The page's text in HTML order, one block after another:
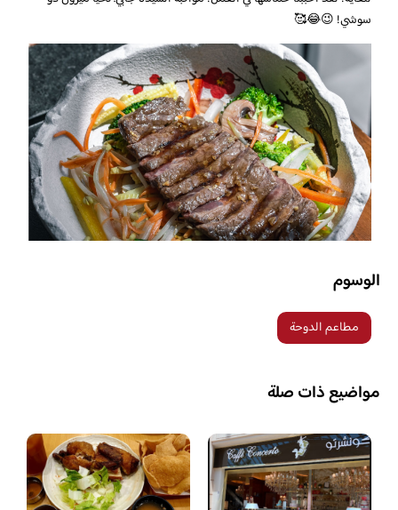
سوشي! 😉😂🥰
الوسوم
مطاعم الدوحة
مواضيع ذات صلة